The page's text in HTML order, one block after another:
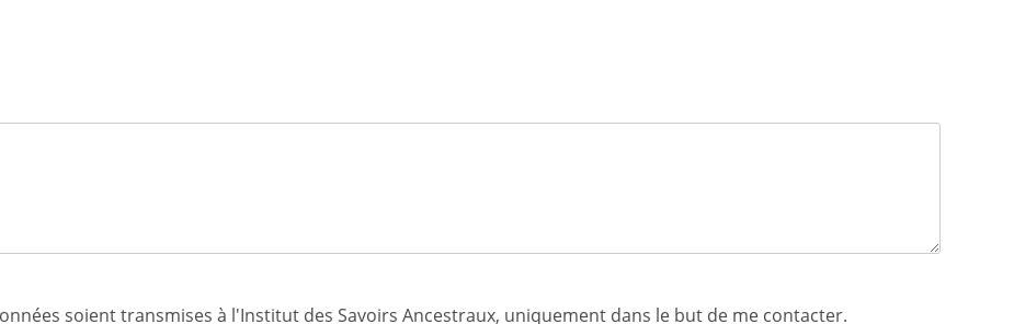
soient transmises à l'Institut des Savoirs Ancestraux, uniquement dans le but de me contacter.